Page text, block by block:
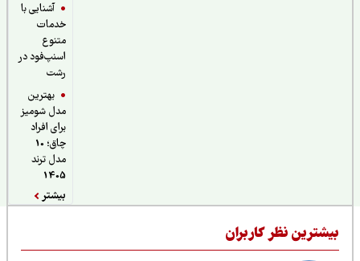
آشنایی با
خدمات
اسنپ‌فود در
بهترین
مدل شومیز
برای افراد
چاق؛ 10
مدل ترند
نظر کاربران